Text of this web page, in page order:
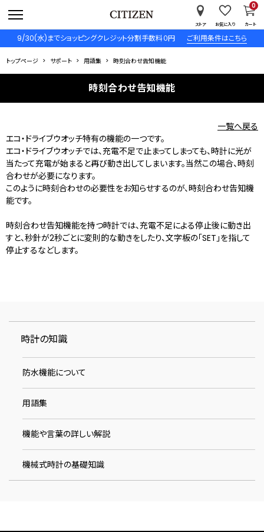
9/30(水)までショッピングクレジット分割手数料０円 ご利用条件はこちら
ストア お気に入り カート
0
トップページ サポート 用語集 時刻合わせ告知機能
時刻合わせ告知機能
一覧へ戻る
エコ・ドライブウオッチ特有の機能の一つです。
エコ・ドライブウオッチでは、充電不足で止まってしまっても、時計に光が
当たって充電が始まると再び動き出してしまいます。当然この場合、時刻
合わせが必要になります。
このように時刻合わせの必要性をお知らせするのが、時刻合わせ告知機
能です。
時刻合わせ告知機能を持つ時計では、充電不足による停止後に動き出
すと、秒針が2秒ごとに変則的な動きをしたり、文字板の「SET」を指して
停止するなどします。
時計の知識
防水機能について
用語集
機能や言葉の詳しい解説
機械式時計の基礎知識